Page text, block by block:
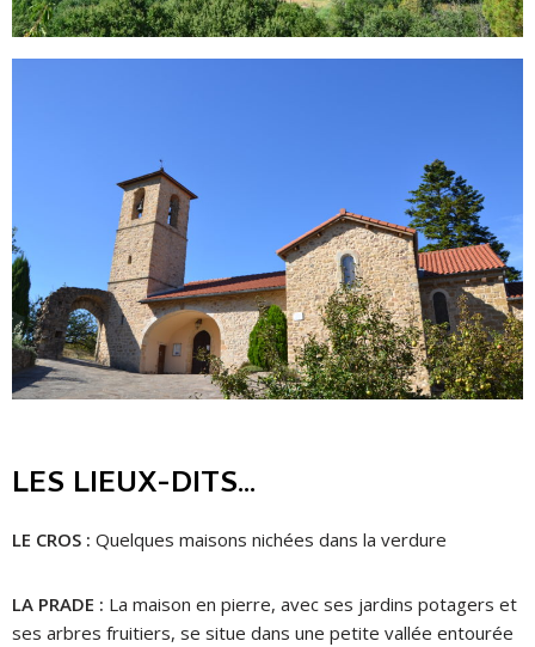
LES LIEUX-DITS...
LE CROS : Quelques maisons nichées dans la verdure
LA PRADE : La maison en pierre, avec ses jardins potagers et
ses arbres fruitiers, se situe dans une petite vallée entourée